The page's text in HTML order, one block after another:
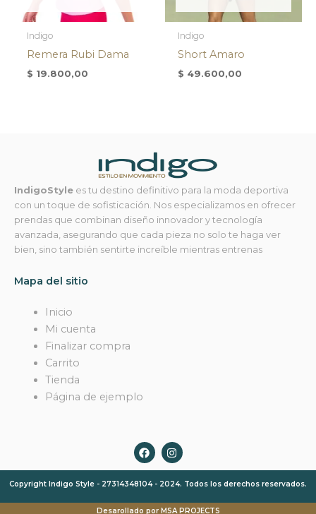
Indigo
Remera Rubi Dama
$ 19.800,00
Indigo
Short Amaro
$ 49.600,00
IndigoStyle es tu destino definitivo para la moda deportiva
con un toque de sofisticación. Nos especializamos en ofrecer
prendas que combinan diseño innovador y tecnología
avanzada, asegurando que cada pieza no solo te haga ver
bien, sino también sentirte increíble mientras entrenas
Mapa del sitio
Inicio
Mi cuenta
Finalizar compra
Carrito
Tienda
Página de ejemplo
F
a
c
e
b
o
o
I
n
s
t
a
g
r
Copyright Indigo Style - 27314348104 - 2024. Todos los derechos reservados.
Desarollado por MSA PROJECTS